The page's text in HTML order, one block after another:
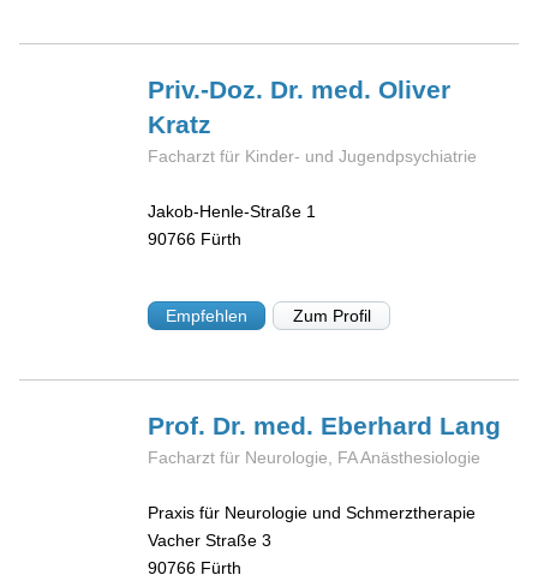
Priv.-Doz. Dr. med. Oliver
Kratz
Facharzt für Kinder- und Jugendpsychiatrie
Jakob-Henle-Straße 1
90766 Fürth
Empfehlen Zum Profil
Prof. Dr. med. Eberhard Lang
Facharzt für Neurologie, FA Anästhesiologie
Praxis für Neurologie und Schmerztherapie
Vacher Straße 3
90766 Fürth